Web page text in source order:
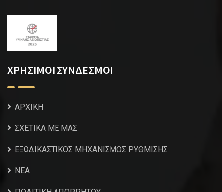
ΧΡΗΣΙΜΟΙ ΣΥΝΔΕΣΜΟΙ
ΑΡΧΙΚΗ
ΣΧΕΤΙΚΑ ΜΕ ΜΑΣ
ΕΞΩΔΙΚΑΣΤΙΚΟΣ ΜΗΧΑΝΙΣΜΟΣ ΡΥΘΜΙΣΗΣ
NEA